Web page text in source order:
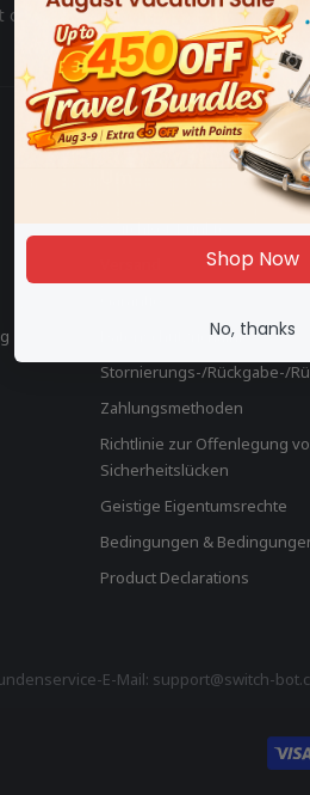
order.
SwitchBot-Punkte
Datenschutzrichtlinie
Stornierungs-/Rückgabe-/
Zahlungsmethoden
Richtlinie zur Offenlegung
Sicherheitslücken
Geistige Eigentumsrechte
Bedingungen &
Product Declarations
E-Mail: support@switch-
Shop Now
No, thanks